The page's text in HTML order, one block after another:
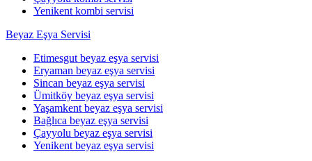
Yenikent kombi servisi
Beyaz Eşya Servisi
Etimesgut beyaz eşya servisi
Eryaman beyaz eşya servisi
Sincan beyaz eşya servisi
Ümitköy beyaz eşya servisi
Yaşamkent beyaz eşya servisi
Bağlıca beyaz eşya servisi
Çayyolu beyaz eşya servisi
Yenikent beyaz eşya servisi